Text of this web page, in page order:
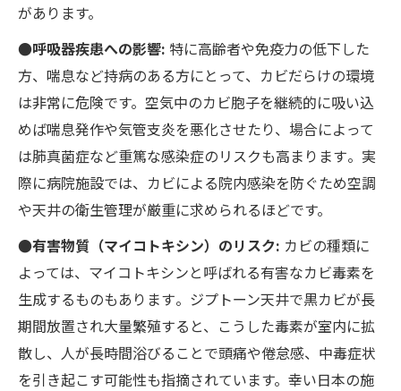
があります。
●呼吸器疾患への影響: 特に高齢者や免疫力の低下した
方、喘息など持病のある方にとって、カビだらけの環境
は非常に危険です。空気中のカビ胞子を継続的に吸い込
めば喘息発作や気管支炎を悪化させたり、場合によって
は肺真菌症など重篤な感染症のリスクも高まります​。実
際に病院施設では、カビによる院内感染を防ぐため空調
や天井の衛生管理が厳重に求められるほどです。
●有害物質（マイコトキシン）のリスク: カビの種類に
よっては、マイコトキシンと呼ばれる有害なカビ毒素を
生成するものもあります​。ジプトーン天井で黒カビが長
期間放置され大量繁殖すると、こうした毒素が室内に拡
散し、人が長時間浴びることで頭痛や倦怠感、中毒症状
を引き起こす可能性も指摘されています。幸い日本の施